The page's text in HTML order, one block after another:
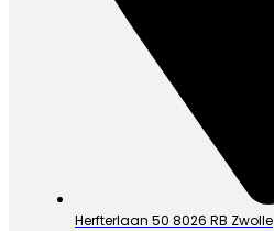
Herfterlaan 50 8026 RB Zwolle